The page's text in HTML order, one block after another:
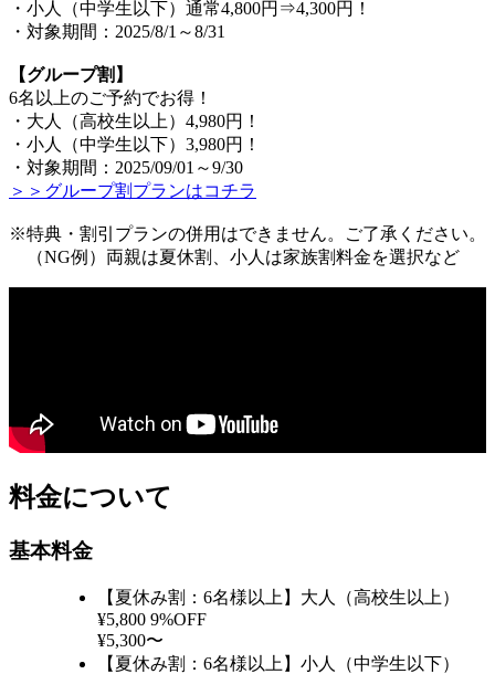
・小人（中学生以下）通常4,800円⇒4,300円！
・対象期間：2025/8/1～8/31
【グループ割】
6名以上のご予約でお得！
・大人（高校生以上）4,980円！
・小人（中学生以下）3,980円！
・対象期間：2025/09/01～9/30
＞＞グループ割プランはコチラ
※特典・割引プランの併用はできません。ご了承ください。
（NG例）両親は夏休割、小人は家族割料金を選択など
料金について
基本料金
【夏休み割：6名様以上】大人（高校生以上）
¥5,800 9%OFF
¥5,300〜
【夏休み割：6名様以上】小人（中学生以下）